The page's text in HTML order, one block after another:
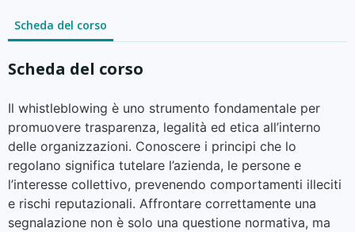
Scheda del corso
Scheda del corso
Il whistleblowing è uno strumento fondamentale per
promuovere trasparenza, legalità ed etica all’interno
delle organizzazioni. Conoscere i principi che lo
regolano significa tutelare l’azienda, le persone e
l’interesse collettivo, prevenendo comportamenti illeciti
e rischi reputazionali. Affrontare correttamente una
segnalazione non è solo una questione normativa, ma